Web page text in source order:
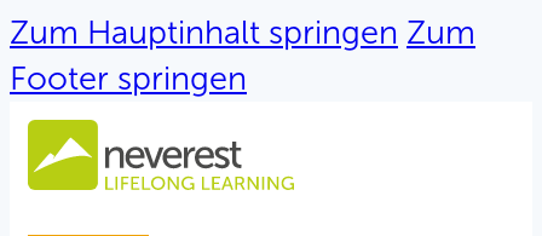
Zum Hauptinhalt springen Zum
Footer springen